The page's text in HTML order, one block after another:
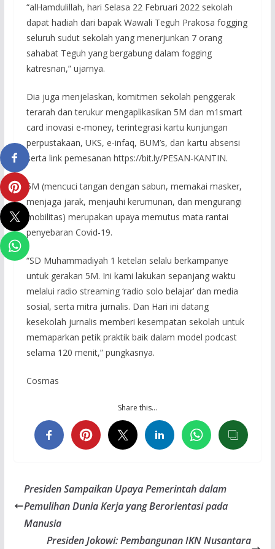
“alHamdulillah, hari Selasa 22 Februari 2022 sekolah
dapat hadiah dari bapak Wawali Teguh Prakosa fogging
seluruh sudut sekolah yang menerjunkan 7 orang
sahabat Teguh yang bergabung dalam fogging
katresnan,” ujarnya.
Dia juga menjelaskan, komitmen sekolah penggerak
terarah dan terukur mengaplikasikan 5M dan m1smart
card inovasi e-money, terintegrasi kartu kunjungan
perpustakaan, UKS, e-infaq, BUM’s, dan kartu absensi
serta link pemesanan https://bit.ly/PESAN-KANTIN.
5M (mencuci tangan dengan sabun, memakai masker,
menjaga jarak, menjauhi kerumunan, dan mengurangi
mobilitas) merupakan upaya memutus mata rantai
penyebaran Covid-19.
“SD Muhammadiyah 1 ketelan selalu berkampanye
untuk gerakan 5M. Ini kami lakukan sepanjang waktu
melalui radio streaming ‘radio solo belajar’ dan media
sosial, serta mitra jurnalis. Dan Hari ini datang
kesekolah jurnalis memberi kesempatan sekolah untuk
memaparkan petik praktik baik dalam model podcast
selama 120 menit,” pungkasnya.
Cosmas
Share this…
Presiden Sampaikan Upaya Pemerintah dalam
Pemulihan Dunia Kerja yang Berorientasi pada
Manusia
Presiden Jokowi: Pembangunan IKN Nusantara